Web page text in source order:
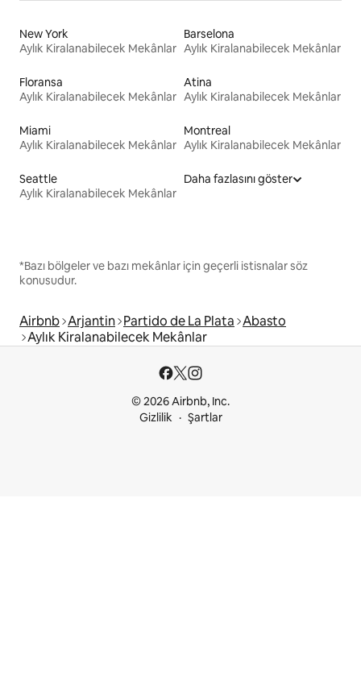
New York
Aylık Kiralanabilecek Mekânlar
Barselona
Aylık Kiralanabilecek Mekânlar
Floransa
Aylık Kiralanabilecek Mekânlar
Atina
Aylık Kiralanabilecek Mekânlar
Miami
Aylık Kiralanabilecek Mekânlar
Montreal
Aylık Kiralanabilecek Mekânlar
Seattle
Aylık Kiralanabilecek Mekânlar
Daha fazlasını göster
*Bazı bölgeler ve bazı mekânlar için geçerli istisnalar söz
konusudur.
Airbnb Arjantin Partido de La Plata Abasto
Aylık Kiralanabilecek Mekânlar
© 2026 Airbnb, Inc.
Gizlilik
Şartlar